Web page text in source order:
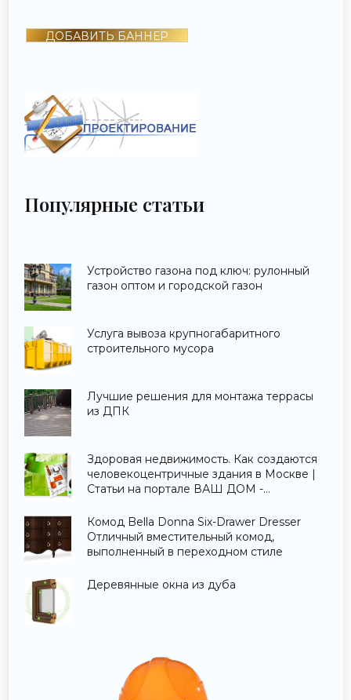
ДОБАВИТЬ БАННЕР
Популярные статьи
Устройство газона под ключ: рулонный
газон оптом и городской газон
Услуга вывоза крупногабаритного
строительного мусора
Лучшие решения для монтажа террасы
из ДПК
Здоровая недвижимость. Как создаются
человекоцентричные здания в Москве |
Статьи на портале ВАШ ДОМ -
Комод Bella Donna Six-Drawer Dresser
Отличный вместительный комод,
выполненный в переходном стиле
Деревянные окна из дуба